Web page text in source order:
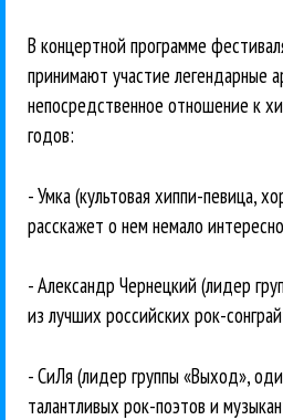
В концертной программе
принимают участие легендарные
непосредственное отношение к
годов:
- Умка (культовая хиппи-певица,
расскажет о нем немало
- Александр Чернецкий (лидер
из лучших российских рок-
- СиЛя (лидер группы «Выход»,
талантливых рок-поэтов и